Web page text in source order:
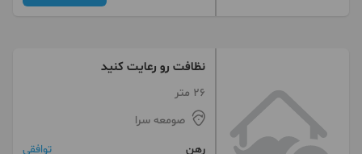
نظافت رو رعایت کنید
26 متر
صومعه سرا
رهن
توافقی